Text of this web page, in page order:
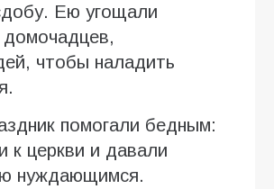
Ею угощали
домочадцев,
чтобы наладить
помогали бедным:
к церкви и давали
нуждающимся.